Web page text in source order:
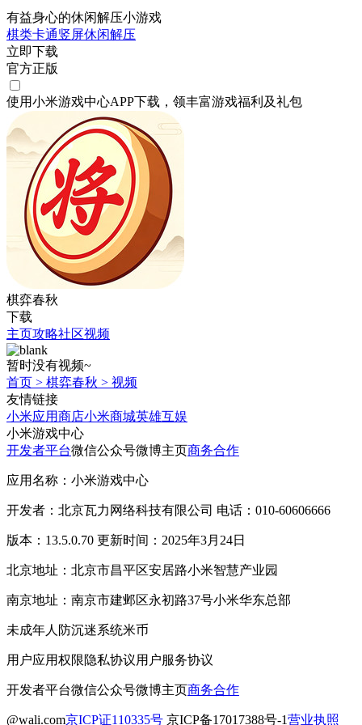
有益身心的休闲解压小游戏
棋类卡通竖屏休闲解压
立即下载
官方正版
使用小米游戏中心APP下载 ，领丰富游戏福利 及礼包
棋弈春秋
下载
主页攻略社区视频
暂时没有视频~
首页 > 棋弈春秋 > 视频
友情链接
小米应用商店小米商城英雄互娱
小米游戏中心
开发者平台微信公众号微博主页商务合作
应用名称：小米游戏中心
开发者：北京瓦力网络科技有限公司 电话：010-60606666
版本：13.5.0.70 更新时间：2025年3月24日
北京地址：北京市昌平区安居路小米智慧产业园
南京地址：南京市建邺区永初路37号小米华东总部
未成年人防沉迷系统米币
用户应用权限隐私协议用户服务协议
开发者平台微信公众号微博主页商务合作
@wali.com京ICP证110335号 京ICP备17017388号-1营业执照